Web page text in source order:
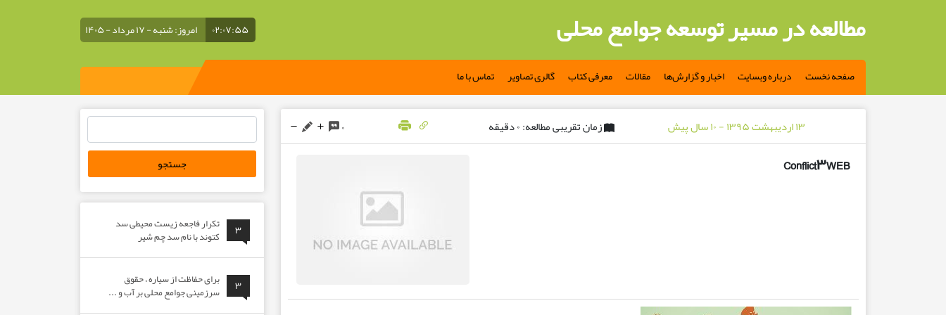
مطالعه در مسیر توسعه جوامع محلی ۰۲:۰۷:۵۵ امروز: شنبه - ۱۷ مرداد - ۱۴۰۵
صفحه نخست درباره وبسایت اخبار و گزارش‌ها مقالات معرفی کتاب گالری تصاویر تماس با ما
۱۳ اردیبهشت ۱۳۹۵ - ۱۰ سال پیش زمان تقریبی مطالعه: ۰ دقیقه ۰
Conflict۳WEB
۳
تکرار فاجعه زیست محیطی سد
کتوند با نام سد چم شیر
۳
برای حفاظت از سیاره ، حقوق
سرزمینی جوامع محلی بر آب و ...